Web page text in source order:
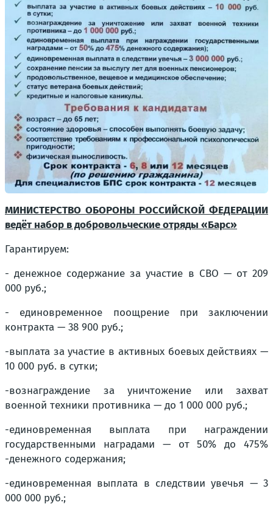
МИНИСТЕРСТВО ОБОРОНЫ РОССИЙСКОЙ ФЕДЕРАЦИИ
ведёт набор в добровольческие отряды «Барс»
Гарантируем:
- денежное содержание за участие в СВО — от 209
000 руб.;
- единовременное поощрение при заключении
контракта — 38 900 руб.;
-выплата за участие в активных боевых действиях —
10 000 руб. в сутки;
-вознаграждение за уничтожение или захват
военной техники противника — до 1 000 000 руб.;
-единовременная выплата при награждении
государственными наградами — от 50% до 475%
-денежного содержания;
-единовременная выплата в следствии увечья — 3
000 000 руб.;